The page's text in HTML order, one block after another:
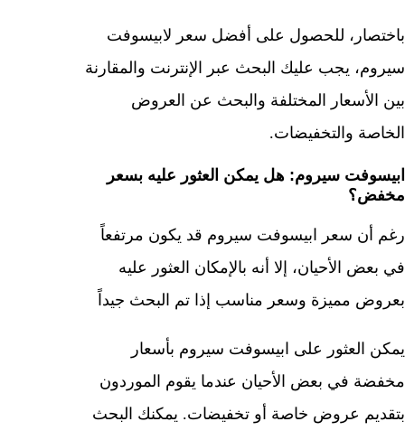
باختصار، للحصول على أفضل سعر لابيسوفت
سيروم، يجب عليك البحث عبر الإنترنت والمقارنة
بين الأسعار المختلفة والبحث عن العروض
الخاصة والتخفيضات.
ابيسوفت سيروم: هل يمكن العثور عليه بسعر
مخفض؟
رغم أن سعر ابيسوفت سيروم قد يكون مرتفعاً
في بعض الأحيان، إلا أنه بالإمكان العثور عليه
بعروض مميزة وسعر مناسب إذا تم البحث جيداً
يمكن العثور على ابيسوفت سيروم بأسعار
مخفضة في بعض الأحيان عندما يقوم الموردون
بتقديم عروض خاصة أو تخفيضات. يمكنك البحث